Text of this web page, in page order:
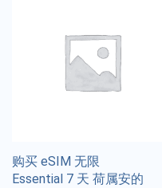
购买 eSIM 无限
Essential 7 天 荷属安的